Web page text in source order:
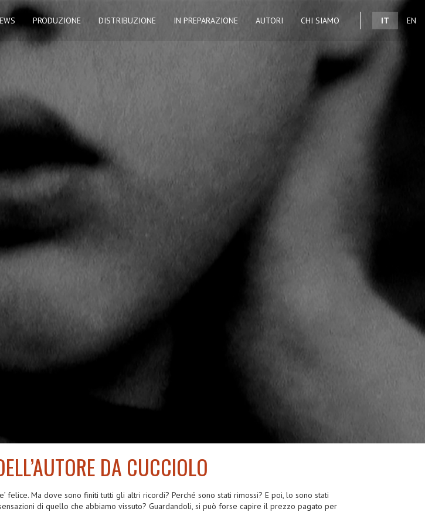
IT EN
PRODUZIONE DISTRIBUZIONE IN PREPARAZIONE AUTORI CHI SIAMO
DA CUCCIOLO
felice. Ma dove sono finiti tutti gli altri ricordi? Perché sono stati rimossi? E poi, lo sono stati
di quello che abbiamo vissuto? Guardandoli, si può forse capire il prezzo pagato per